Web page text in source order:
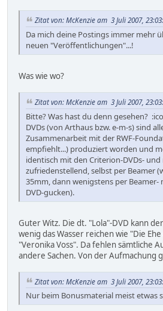
Zitat von: McKenzie am 3 Juli 2007,
Da mich deine Postings immer mehr
neuen "Veröffentlichungen"...!
Was wie wo?
Zitat von: McKenzie am 3 Juli 2007,
Bitte? Was hast du denn gesehen?
DVDs (von Arthaus bzw. e-m-s) sind
Zusammenarbeit mit der RWF-
empfiehlt...) produziert worden und
identisch mit den Criterion-DVDs- und
zufriedenstellend, selbst per Beamer
35mm, dann wenigstens per Beamer-
DVD-gucken).
Guter Witz. Die dt. "Lola"-DVD kann
wenig das Wasser reichen wie "Die
"Veronika Voss". Da fehlen sämtliche
andere Sachen. Von der Aufmachung
Zitat von: McKenzie am 3 Juli 2007,
Nur beim Bonusmaterial meist etwas